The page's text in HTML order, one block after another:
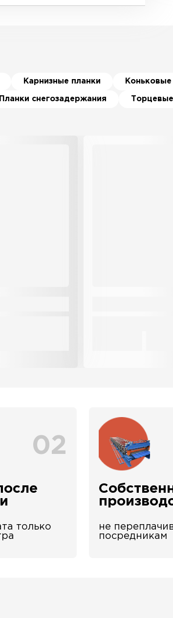
Карнизные планки
Планки снегозадержания
02
только
не
посредникам